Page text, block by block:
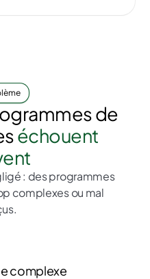
de
échouent
: des programmes
complexes ou mal
complexe